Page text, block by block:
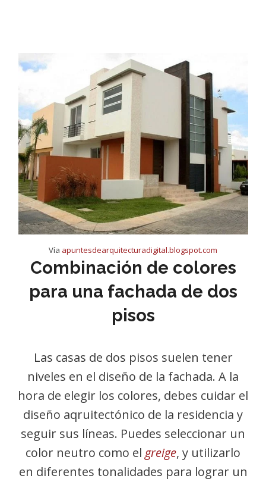
Vía apuntesdearquitecturadigital.blogspot.com
Combinación de colores
para una fachada de dos
pisos
Las casas de dos pisos suelen tener
niveles en el diseño de la fachada. A la
hora de elegir los colores, debes cuidar el
diseño aqruitectónico de la residencia y
seguir sus líneas. Puedes seleccionar un
color neutro como el greige, y utilizarlo
en diferentes tonalidades para lograr un